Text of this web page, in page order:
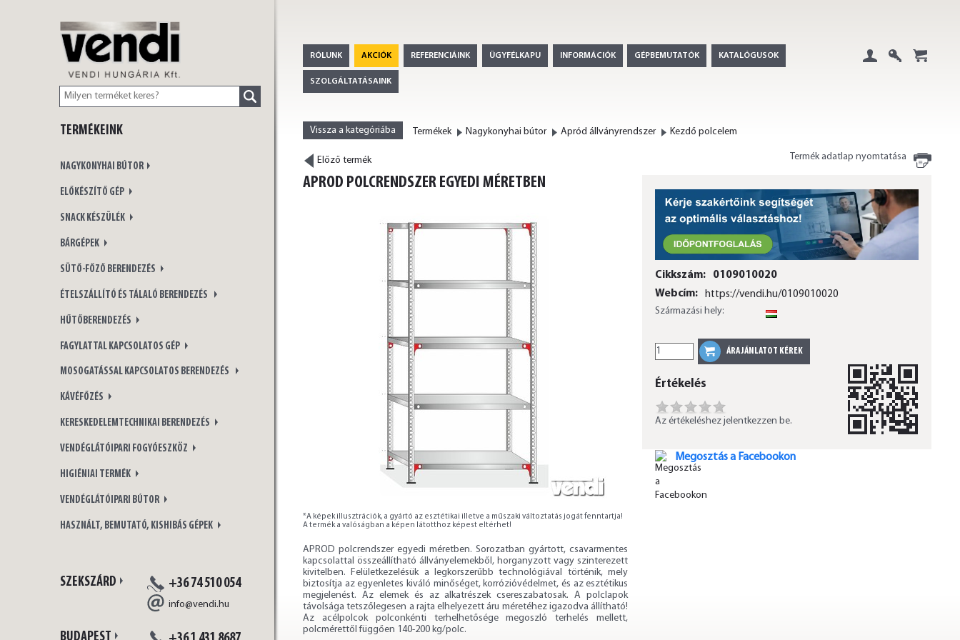
TERMÉKEINK
NAGYKONYHAI BÚTOR
ELŐKÉSZÍTŐ GÉP
SNACK KÉSZÜLÉK
BÁRGÉPEK
SÜTŐ-FŐZŐ BERENDEZÉS
ÉTELSZÁLLÍTÓ ÉS TÁLALÓ BERENDEZÉS
HŰTŐBERENDEZÉS
FAGYLATTAL KAPCSOLATOS GÉP
MOSOGATÁSSAL KAPCSOLATOS BERENDEZÉS
KÁVÉFŐZÉS
KERESKEDELEMTECHNIKAI BERENDEZÉS
VENDÉGLÁTÓIPARI FOGYÓESZKÖZ
HIGIÉNIAI TERMÉK
VENDÉGLÁTÓIPARI BÚTOR
HASZNÁLT, BEMUTATÓ, KISHIBÁS GÉPEK
SZEKSZÁRD +36 74 510 054
info@vendi.hu
BUDAPEST
RÓLUNK AKCIÓK REFERENCIÁINK ÜGYFÉLKAPU INFORMÁCIÓK GÉPBEMUTATÓK KATALÓGUSOK
SZOLGÁLTATÁSAINK
Vissza a kategóriába Termékek Nagykonyhai bútor Apród állványrendszer Kezdő polcelem
Előző termék Termék adatlap nyomtatása
APROD POLCRENDSZER EGYEDI MÉRETBEN
*A képek illusztrációk, a gyártó az esztétikai illetve a műszaki változtatás jogát fenntartja!
A termék a valóságban a képen látotthoz képest eltérhet!
APROD polcrendszer egyedi méretben. Sorozatban gyártott, csavarmentes
kapcsolattal összeállítható állványelemekből, horganyzott vagy szinterezett
kivitelben. Felületkezelésük a legkorszerűbb technológiával történik, mely
biztosítja az egyenletes kiváló minőséget, korrózióvédelmet, és az esztétikus
megjelenést. Az elemek és az alkatrészek csereszabatosak. A polclapok
távolsága tetszőlegesen a rajta elhelyezett áru méretéhez igazodva állítható!
Az acélpolcok polconkénti terhelhetősége megoszló terhelés mellett,
polcmérettől függően 140-200 kg/polc.
Cikkszám:
0109010020
Webcím:
https://vendi.hu/0109010020
Származási hely:
Értékelés
Az értékeléshez jelentkezzen be.
Megosztás a Facebookon